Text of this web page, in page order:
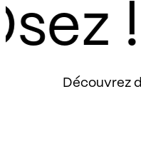
!
Découvrez